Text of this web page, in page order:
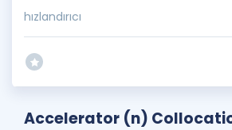
hızlandırıcı
Accelerator (n)